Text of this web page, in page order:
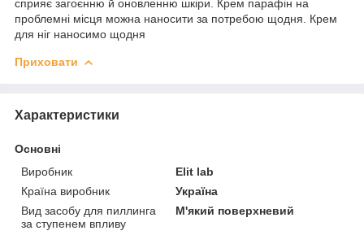
сприяє загоєнню й оновленню шкіри. Крем парафін на
проблемні місця можна наносити за потребою щодня. Крем
для ніг наносимо щодня
Приховати
Характеристики
Основні
Виробник
Elit lab
Країна виробник
Україна
Вид засобу для пиллинга
за ступенем впливу
М'який поверхневий